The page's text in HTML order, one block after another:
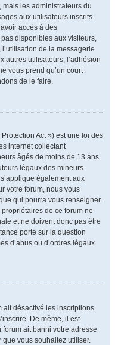
mais les administrateurs du
aux utilisateurs inscrits.
accès à des
disponibles aux visiteurs,
de la messagerie
autres utilisateurs, l’adhésion
vous prend qu’un court
de le faire.
Act ») est une loi des
internet collectant
âgés de moins de 13 ans
légaux des mineurs
également aux
votre forum, nous vous
qui pourra vous renseigner.
de ce forum ne
et ne doivent donc pas être
porte sur la question
d’abus ou d’ordres légaux
ait désactivé les inscriptions
De même, il est
ait banni votre adresse
que vous souhaitez utiliser.